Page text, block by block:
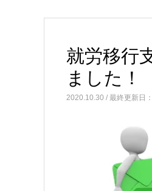
就労移行
ました！
2020.10.30 / 最終更新日